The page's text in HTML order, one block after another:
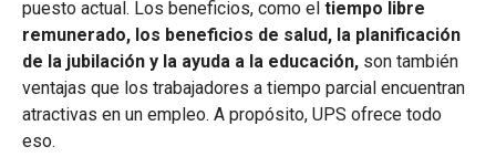
puesto actual. Los beneficios, como el tiempo libre
remunerado, los beneficios de salud, la planificación
de la jubilación y la ayuda a la educación, son también
ventajas que los trabajadores a tiempo parcial encuentran
atractivas en un empleo. A propósito, UPS ofrece todo
eso.